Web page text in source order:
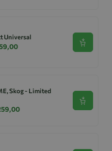
Universal
Se
Skog - Limited
Se